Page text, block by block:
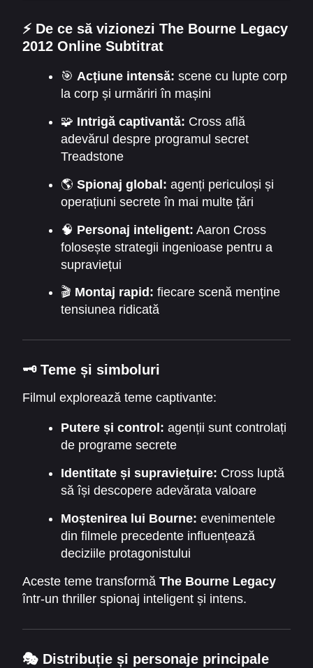
⚡ De ce să vizionezi The Bourne Legacy
2012 Online Subtitrat
🎯 Acțiune intensă: scene cu lupte corp
la corp și urmăriri în mașini
🧩 Intrigă captivantă: Cross află
adevărul despre programul secret
Treadstone
🌎 Spionaj global: agenți periculoși și
operațiuni secrete în mai multe țări
🧠 Personaj inteligent: Aaron Cross
folosește strategii ingenioase pentru a
supraviețui
🎬 Montaj rapid: fiecare scenă menține
tensiunea ridicată
🗝️ Teme și simboluri
Filmul explorează teme captivante:
Putere și control: agenții sunt controlați
de programe secrete
Identitate și supraviețuire: Cross luptă
să își descopere adevărata valoare
Moștenirea lui Bourne: evenimentele
din filmele precedente influențează
deciziile protagonistului
Aceste teme transformă The Bourne Legacy
într-un thriller spionaj inteligent și intens.
🎭 Distribuție și personaje principale